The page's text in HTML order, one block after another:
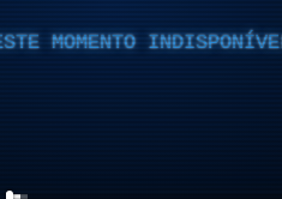
MOMENTO